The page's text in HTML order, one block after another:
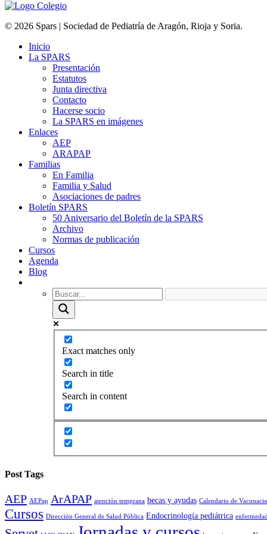
© 2026 Spars | Sociedad de Pediatría de Aragón, Rioja y Soria.
Inicio
La SPARS
Presentación
Estatutos
Junta directiva
Contacto
Hacerse socio
La SPARS en imágenes
Enlaces
AEP
ARAPAP
Familias
En Familia
Familia y Salud
Asociaciones de padres
Boletín SPARS
50 Aniversario del Boletín de la SPARS
Archivo
Normas de publicación
Cursos
Agenda
Blog
Exact matches only
Search in title
Search in content
Post Tags
AEP AEPap ArAPAP atención temprana becas y ayudas Calendario de
Cursos Dirección General de Salud Pública Endocrinología pediátrica